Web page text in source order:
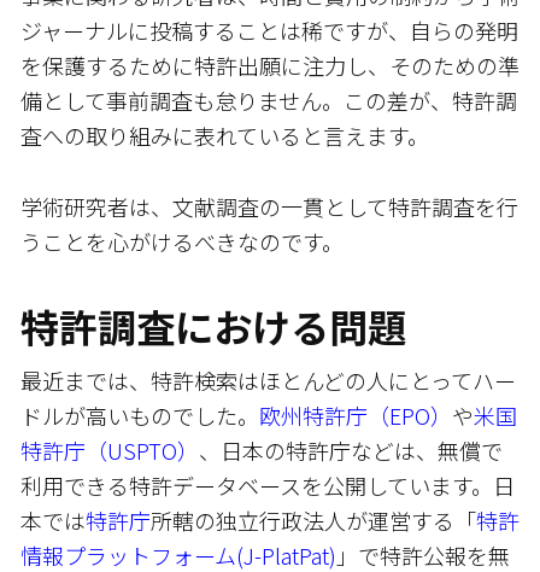
ジャーナルに投稿することは稀ですが、自らの発明
を保護するために特許出願に注力し、そのための準
備として事前調査も怠りません。この差が、特許調
査への取り組みに表れていると言えます。
学術研究者は、文献調査の一貫として特許調査を行
うことを心がけるべきなのです。
特許調査における問題
最近までは、特許検索はほとんどの人にとってハー
ドルが高いものでした。 欧州特許庁（EPO） や米国
特許庁（USPTO） 、日本の特許庁などは、無償で
利用できる特許データベースを公開しています。日
本では特許庁所轄の独立行政法人が運営する「特許
情報プラットフォーム(J-PlatPat) 」で特許公報を無